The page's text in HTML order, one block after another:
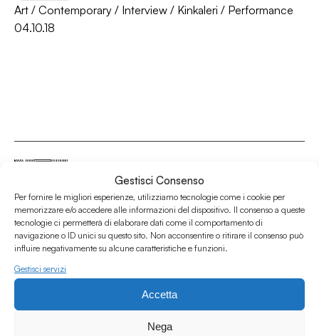
Gestisci Consenso
Per fornire le migliori esperienze, utilizziamo tecnologie come i cookie per
memorizzare e/o accedere alle informazioni del dispositivo. Il consenso a queste
tecnologie ci permetterà di elaborare dati come il comportamento di
navigazione o ID unici su questo sito. Non acconsentire o ritirare il consenso può
influire negativamente su alcune caratteristiche e funzioni.
Gestisci servizi
Accetta
Nega
Art / Contemporary / Interview / Kinkaleri / Performance
04.10.18
Associazione Culturale Humus
Via degli Orti 63, Bologna 40137
IVA: IT03691751204
CF: 03691751204